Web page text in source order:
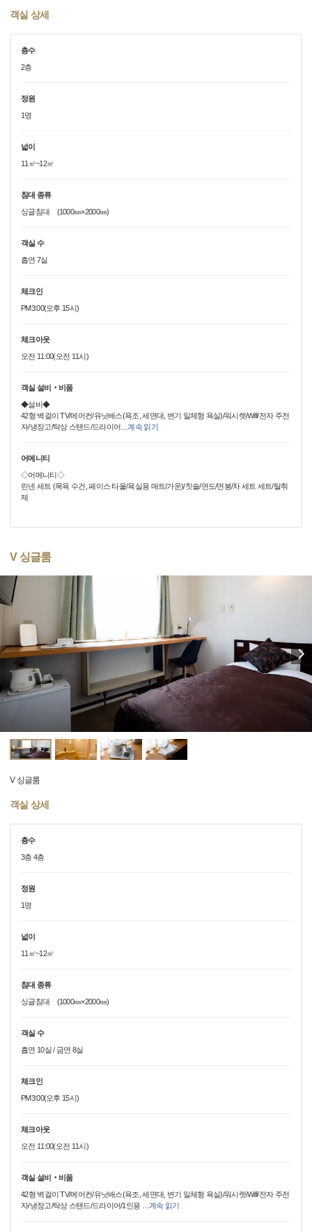
객실 상세
층수
2층
정원
1명
넓이
11㎡~12㎡
침대 종류
싱글침대 (1000㎜×2000㎜)
객실 수
흡연 7실
체크인
PM3:00(오후 15시)
체크아웃
오전 11:00(오전 11시)
객실 설비‧비품
◆설비◆
42형 벽걸이 TV/에어컨/유닛배스(욕조, 세면대, 변기 일체형 욕실)/워시렛/Wifi/전자 주전
자/냉장고/탁상 스탠드/드라이어
계속 읽기
어메니티
◇어메니티◇
린넨 세트 (목욕 수건, 페이스 타올/욕실용 매트/가운)/칫솔/면도/면봉/차 세트 세트/탈취
제
V 싱글룸
V 싱글룸
객실 상세
층수
3층 4층
정원
1명
넓이
11㎡~12㎡
침대 종류
싱글침대 (1000㎜×2000㎜)
객실 수
흡연 10실 / 금연 8실
체크인
PM3:00(오후 15시)
체크아웃
오전 11:00(오전 11시)
객실 설비‧비품
42형 벽걸이 TV/에어컨/유닛배스(욕조, 세면대, 변기 일체형 욕실)/워시렛/Wifi/전자 주전
자/냉장고/탁상 스탠드/드라이어/1인용
계속 읽기